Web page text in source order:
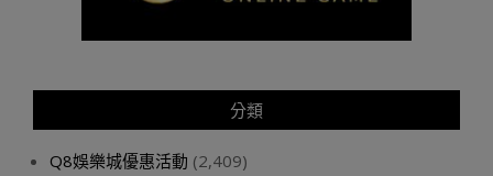
分類
Q8娛樂城優惠活動 (2,409)